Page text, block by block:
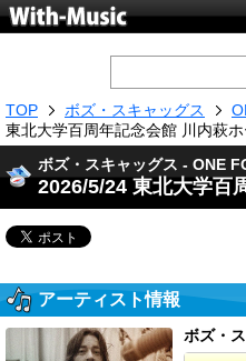
TOP ボズ・スキャッグス
東北大学百周年記念会館 川内萩
ボズ・スキャッグス - ONE
2026/5/24 東北大学百
アーティスト情報
ボズ・